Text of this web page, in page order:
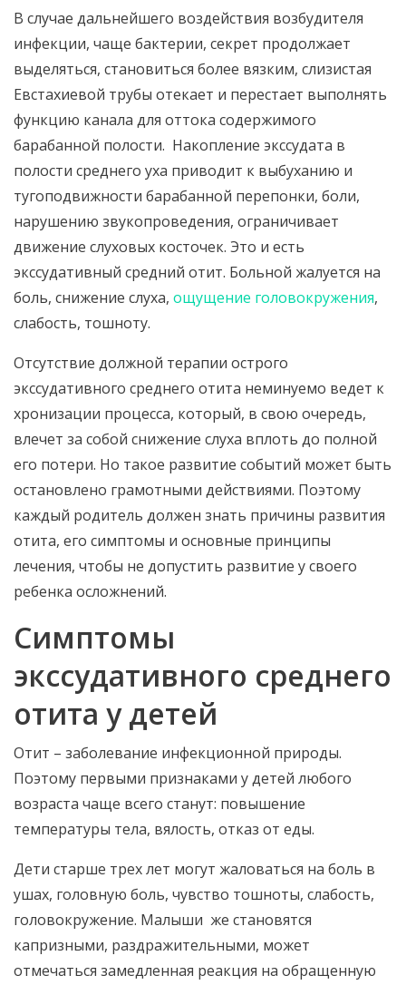
В случае дальнейшего воздействия возбудителя
инфекции, чаще бактерии, секрет продолжает
выделяться, становиться более вязким, слизистая
Евстахиевой трубы отекает и перестает выполнять
функцию канала для оттока содержимого
барабанной полости. Накопление экссудата в
полости среднего уха приводит к выбуханию и
тугоподвижности барабанной перепонки, боли,
нарушению звукопроведения, ограничивает
движение слуховых косточек. Это и есть
экссудативный средний отит. Больной жалуется на
боль, снижение слуха, ощущение головокружения,
слабость, тошноту.
Отсутствие должной терапии острого
экссудативного среднего отита неминуемо ведет к
хронизации процесса, который, в свою очередь,
влечет за собой снижение слуха вплоть до полной
его потери. Но такое развитие событий может быть
остановлено грамотными действиями. Поэтому
каждый родитель должен знать причины развития
отита, его симптомы и основные принципы
лечения, чтобы не допустить развитие у своего
ребенка осложнений.
Симптомы
экссудативного среднего
отита у детей
Отит – заболевание инфекционной природы.
Поэтому первыми признаками у детей любого
возраста чаще всего станут: повышение
температуры тела, вялость, отказ от еды.
Дети старше трех лет могут жаловаться на боль в
ушах, головную боль, чувство тошноты, слабость,
головокружение. Малыши же становятся
капризными, раздражительными, может
отмечаться замедленная реакция на обращенную